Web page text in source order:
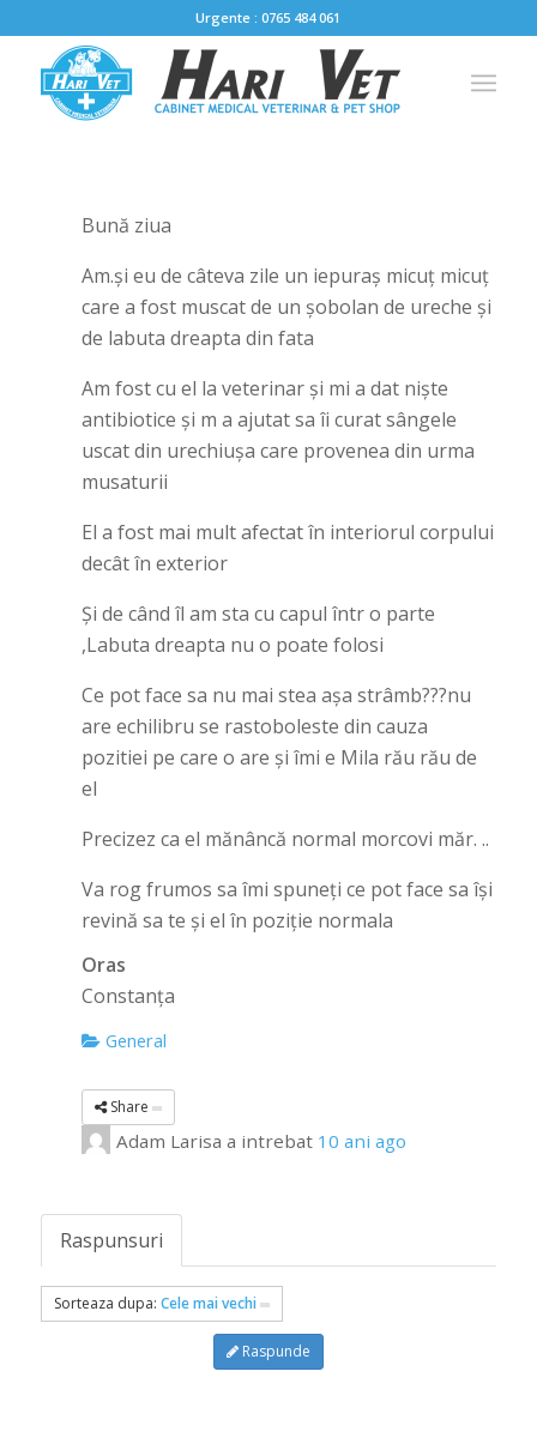
Urgente : 0765 484 061
Bună ziua
Am.și eu de câteva zile un iepuraș micuț micuț
care a fost muscat de un șobolan de ureche și
de labuta dreapta din fata
Am fost cu el la veterinar și mi a dat niște
antibiotice și m a ajutat sa îi curat sângele
uscat din urechiușa care provenea din urma
musaturii
El a fost mai mult afectat în interiorul corpului
decât în exterior
Și de când îl am sta cu capul într o parte
,Labuta dreapta nu o poate folosi
Ce pot face sa nu mai stea așa strâmb???nu
are echilibru se rastoboleste din cauza
pozitiei pe care o are și îmi e Mila rău rău de
el
Precizez ca el mănâncă normal morcovi măr. ..
Va rog frumos sa îmi spuneți ce pot face sa își
revină sa te și el în poziție normala
Oras
Constanța
General
Share
Adam Larisa a intrebat 10 ani ago
Raspunsuri
Sorteaza dupa: Cele mai vechi
Raspunde